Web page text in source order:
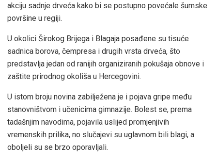
akciju sadnje drveća kako bi se postupno povećale šumske
površine u regiji.
U okolici Širokog Brijega i Blagaja posađene su tisuće
sadnica borova, čempresa i drugih vrsta drveća, što
predstavlja jedan od ranijih organiziranih pokušaja obnove i
zaštite prirodnog okoliša u Hercegovini.
U istom broju novina zabilježena je i pojava gripe među
stanovništvom i učenicima gimnazije. Bolest se, prema
tadašnjim navodima, pojavila uslijed promjenjivih
vremenskih prilika, no slučajevi su uglavnom bili blagi, a
oboljeli su se brzo oporavljali.